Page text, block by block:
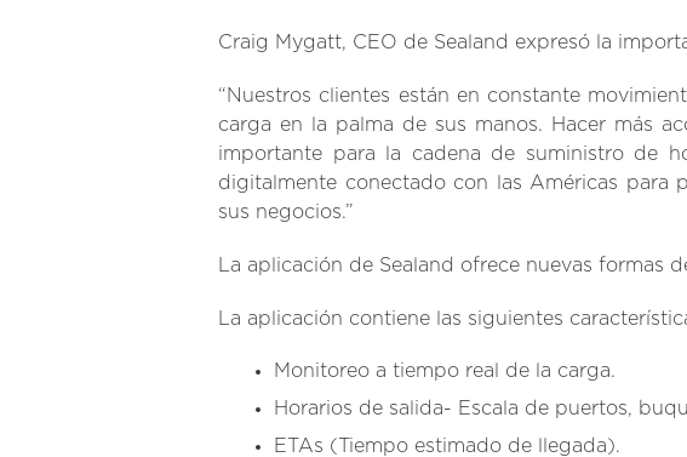
Craig Mygatt, CEO de Sealand expresó la
“Nuestros clientes están en constante
carga en la palma de sus manos. Hacer más
importante para la cadena de suministro de
digitalmente conectado con las Américas para
sus negocios.”
La aplicación de Sealand ofrece nuevas formas
La aplicación contiene las siguientes
Monitoreo a tiempo real de la carga.
Horarios de salida- Escala de puertos,
ETAs (Tiempo estimado de llegada).